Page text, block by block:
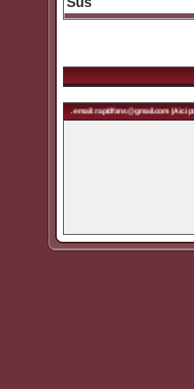
... email: rapidfans@gmail.com | Aici poate fi reclama